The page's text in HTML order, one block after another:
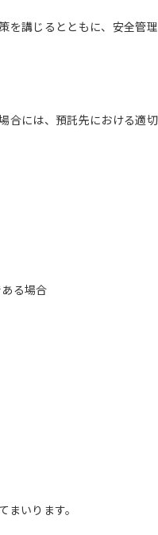
を講じるとともに、安全管
には、預託先における適
る場合
いります。